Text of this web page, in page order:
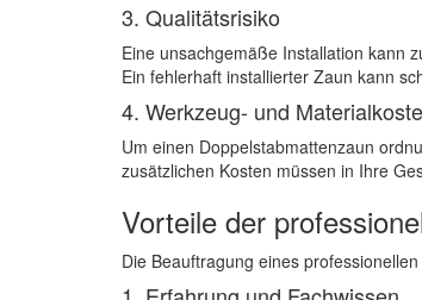
3. Qualitätsrisiko
Eine unsachgemäße Installation kann
Ein fehlerhaft installierter Zaun kann
4. Werkzeug- und
Um einen Doppelstabmattenzaun
zusätzlichen Kosten müssen in Ihre
Vorteile der
Die Beauftragung eines